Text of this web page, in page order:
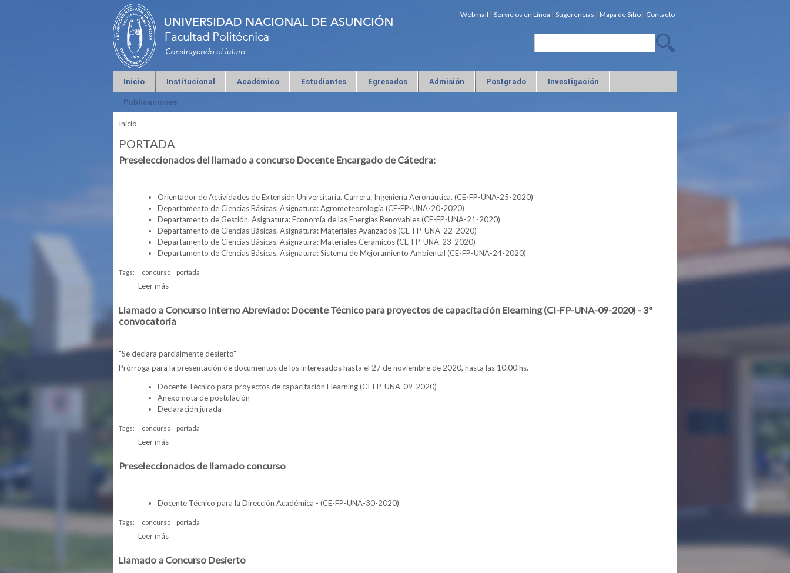
Webmail Servicios en Línea Sugerencias Mapa de Sitio Contacto
Inicio Institucional Académico Estudiantes Egresados Admisión Postgrado Investigación
Publicaciones
Se encuentra usted aquí
Inicio
PORTADA
Preseleccionados del llamado a concurso Docente Encargado de Cátedra:
Orientador de Actividades de Extensión Universitaria. Carrera: Ingeniería Aeronáutica. (CE-FP-UNA-25-2020)
Departamento de Ciencias Básicas. Asignatura: Agrometeorología (CE-FP-UNA-20-2020)
Departamento de Gestión. Asignatura: Economía de las Energías Renovables (CE-FP-UNA-21-2020)
Departamento de Ciencias Básicas. Asignatura: Materiales Avanzados (CE-FP-UNA-22-2020)
Departamento de Ciencias Básicas. Asignatura: Materiales Cerámicos (CE-FP-UNA-23-2020)
Departamento de Ciencias Básicas. Asignatura: Sistema de Mejoramiento Ambiental (CE-FP-UNA-24-2020)
Tags: concurso portada
Leer mássobre Preseleccionados del llamado a concurso Docente Encargado de Cátedra:
Llamado a Concurso Interno Abreviado: Docente Técnico para proyectos de capacitación Elearning (CI-FP-UNA-09-2020) - 3°
convocatoria
"Se declara parcialmente desierto"
Prórroga para la presentación de documentos de los interesados hasta el 27 de noviembre de 2020, hasta las 10:00 hs.
Docente Técnico para proyectos de capacitación Elearning (CI-FP-UNA-09-2020)
Anexo nota de postulación
Declaración jurada
Tags: concurso portada
Leer mássobre Llamado a Concurso Interno Abreviado: Docente Técnico para proyectos de capacitación Elearning (CI-FP-UNA-09-2020) - 3° convocatoria
Preseleccionados de llamado concurso
Docente Técnico para la Dirección Académica - (CE-FP-UNA-30-2020)
Tags: concurso portada
Leer mássobre Preseleccionados de llamado concurso
Llamado a Concurso Desierto